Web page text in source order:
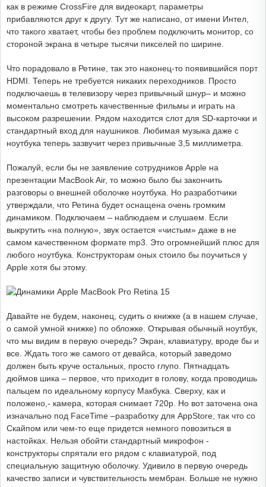
как в режиме CrossFire для видеокарт, параметры
прибавляются друг к другу. Тут же написано, от имени Интел,
что такого хватает, чтобы без проблем подключить монитор, со
стороной экрана в четыре тысячи пикселей по ширине.
Что порадовало в Ретине, так это наконец-то появившийся порт
HDMI. Теперь не требуется никаких переходников. Просто
подключаешь в телевизору через привычный шнур– и можно
моментально смотреть качественные фильмы и играть на
высоком разрешении. Рядом находится слот для SD-карточки и
стандартный вход для наушников. Любимая музыка даже с
ноутбука теперь зазвучит через привычные 3,5 миллиметра.
Пожалуй, если бы не заявление сотрудников Apple на
презентации MacBook Air, то можно было бы закончить
разговоры о внешней оболочке ноутбука. Но разработчики
утверждали, что Ретина будет оснащена очень громким
динамиком. Подключаем – наблюдаем и слушаем. Если
выкрутить «на полную», звук остается «чистым» даже в не
самом качественном формате mp3. Это огромнейший плюс для
любого ноутбука. Конструкторам оных стоило бы поучиться у
Apple хотя бы этому.
Давайте не будем, наконец, судить о книжке (а в нашем случае,
о самой умной книжке) по обложке. Открывая обычный ноутбук,
что мы видим в первую очередь? Экран, клавиатуру, вроде бы и
все. Ждать того же самого от девайса, который заведомо
должен быть круче остальных, просто глупо. Пятнадцать
дюймов шика – первое, что приходит в голову, когда проводишь
пальцем по идеальному корпусу Макбука. Сверху, как и
положено,- камера, которая снимает 720p. Но вот заточена она
изначально под FaceTime –разработку для AppStore, так что со
Скайпом или чем-то еще придется немного повозиться в
настойках. Нельзя обойти стандартный микрофон -
конструкторы спрятали его рядом с клавиатурой, под
специальную защитную оболочку. Удивило в первую очередь
качество записи и чувствительность мембран. Больше не нужно